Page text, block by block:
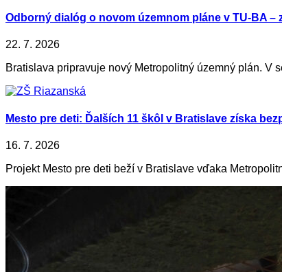
Odborný dialóg o novom územnom pláne v TU-BA
22. 7. 2026
Bratislava pripravuje nový Metropolitný územný plán. V
Mesto pre deti: Ďalších 11 škôl v Bratislave získa
16. 7. 2026
Projekt Mesto pre deti beží v Bratislave vďaka